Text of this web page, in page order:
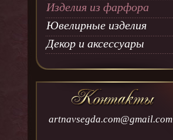
Изделия из фарфора
Ювелирные изделия
Декор и аксессуары
artnavsegda.com@gmail.com